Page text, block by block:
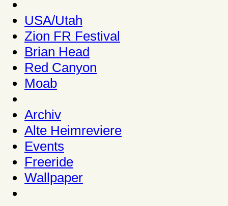
USA/Utah
Zion FR Festival
Brian Head
Red Canyon
Moab
Archiv
Alte Heimreviere
Events
Freeride
Wallpaper